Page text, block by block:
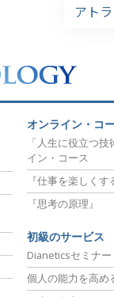
アト
オンライン・コ
「人生に役立つ技
イン・コース
『仕事を楽しくす
『思考の原理』
初級のサービス
Dianeticsセミナー
個人の能力を高め